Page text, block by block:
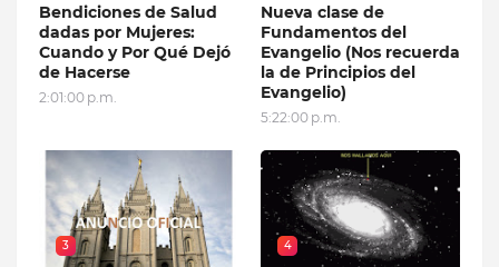
Bendiciones de Salud
dadas por Mujeres:
Cuando y Por Qué Dejó
de Hacerse
2:01:00 p.m.
Nueva clase de
Fundamentos del
Evangelio (Nos recuerda
la de Principios del
Evangelio)
5:22:00 p.m.
3 4